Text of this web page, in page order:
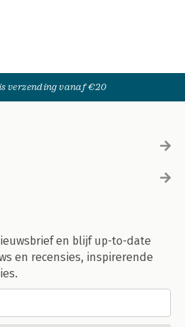
verzending vanaf €20
en blijf up-to-date
en recensies, inspirerende